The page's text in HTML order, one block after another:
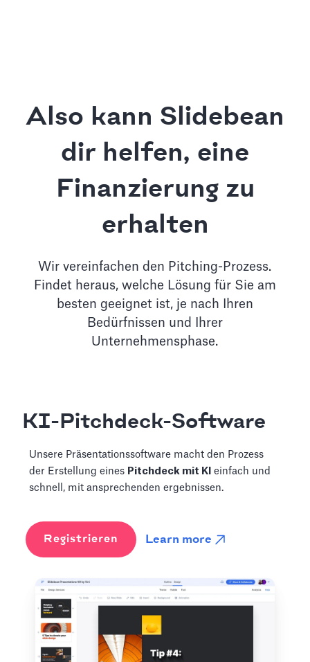
Also kann Slidebean
dir helfen, eine
Finanzierung zu
erhalten
Wir vereinfachen den Pitching-Prozess.
Findet heraus, welche Lösung für Sie am
besten geeignet ist, je nach Ihren
Bedürfnissen und Ihrer
Unternehmensphase.
KI-Pitchdeck-Software
Unsere Präsentationssoftware macht den Prozess
der Erstellung eines Pitchdeck mit KI einfach und
schnell, mit ansprechenden ergebnissen.
Registrieren Learn more